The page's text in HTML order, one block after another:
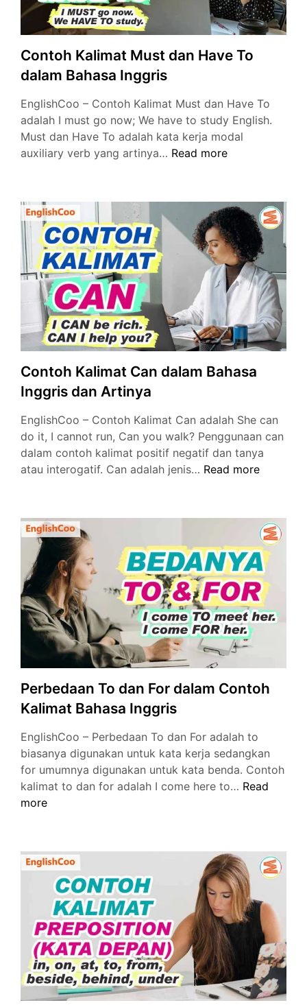
Contoh Kalimat Must dan Have To
dalam Bahasa Inggris
EnglishCoo – Contoh Kalimat Must dan Have To
adalah I must go now; We have to study English.
Must dan Have To adalah kata kerja modal
auxiliary verb yang artinya… Contoh
dan
Have
To
dalam
Bahasa
Inggris
Read more
Contoh Kalimat Can dalam Bahasa
Inggris dan Artinya
EnglishCoo – Contoh Kalimat Can adalah She can
do it, I cannot run, Can you walk? Penggunaan can
dalam contoh kalimat positif negatif dan tanya
atau interogatif. Can adalah jenis… Contoh
dalam
Inggris
dan
Artinya
Read more
Perbedaan To dan For dalam Contoh
Kalimat Bahasa Inggris
EnglishCoo – Perbedaan To dan For adalah to
biasanya digunakan untuk kata kerja sedangkan
for umumnya digunakan untuk kata benda. Contoh
kalimat to dan for adalah I come here to… Perbedaan
dalam
Contoh
Kalimat
Bahasa
Inggris
Read
more